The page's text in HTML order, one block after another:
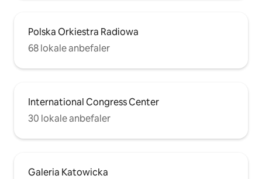
Polska Orkiestra Radiowa
68 lokale anbefaler
International Congress Center
30 lokale anbefaler
Galeria Katowicka